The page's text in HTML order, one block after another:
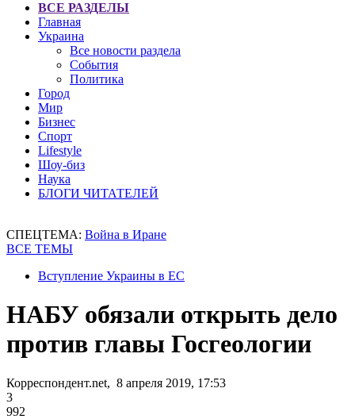
ВСЕ РАЗДЕЛЫ
Главная
Украина
Все новости раздела
События
Политика
Город
Мир
Бизнес
Спорт
Lifestyle
Шоу-биз
Наука
БЛОГИ ЧИТАТЕЛЕЙ
СПЕЦТЕМА: Война в Иране
ВСЕ ТЕМЫ
Вступление Украины в ЕС
НАБУ обязали открыть дело
против главы Госгеологии
Корреспондент.net, 8 апреля 2019, 17:53
3
992